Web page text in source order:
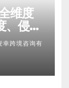
维度
、侵权
服务商
幸跨境咨询有